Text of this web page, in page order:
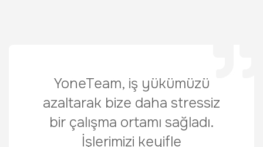
YoneTeam, iş yükümüzü
azaltarak bize daha stressiz
bir çalışma ortamı sağladı.
İşlerimizi keyifle